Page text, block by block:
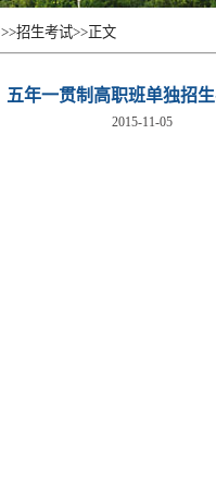
>>招生考试>>正文
五年一贯制高职班单独招
2015-11-05